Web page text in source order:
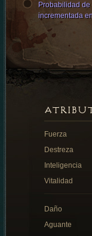
Probabilidad
incrementada
Fuerza
Destreza
Inteligencia
Vitalidad
Daño
Aguante